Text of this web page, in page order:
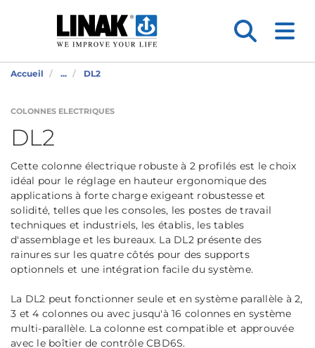
Accueil ... DL2
COLONNES ELECTRIQUES
DL2
Cette colonne électrique robuste à 2 profilés est le choix
idéal pour le réglage en hauteur ergonomique des
applications à forte charge exigeant robustesse et
solidité, telles que les consoles, les postes de travail
techniques et industriels, les établis, les tables
d'assemblage et les bureaux. La DL2 présente des
rainures sur les quatre côtés pour des supports
optionnels et une intégration facile du système.
La DL2 peut fonctionner seule et en système parallèle à 2,
3 et 4 colonnes ou avec jusqu'à 16 colonnes en système
multi-parallèle. La colonne est compatible et approuvée
avec le boîtier de contrôle CBD6S.